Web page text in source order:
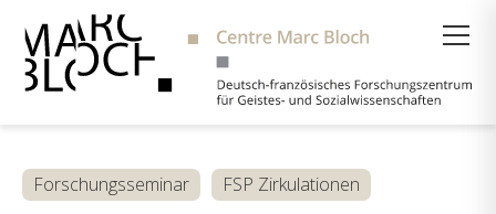
Forschungsseminar FSP Zirkulationen